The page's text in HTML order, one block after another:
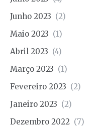
Junho 2023 (2)
Maio 2023 (1)
Abril 2023 (4)
Março 2023 (1)
Fevereiro 2023 (2)
Janeiro 2023 (2)
Dezembro 2022 (7)